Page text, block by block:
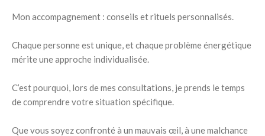
Mon accompagnement : conseils et rituels personnalisés.
Chaque personne est unique, et chaque problème énergétique
mérite une approche individualisée.
C’est pourquoi, lors de mes consultations, je prends le temps
de comprendre votre situation spécifique.
Que vous soyez confronté à un mauvais œil, à une malchance